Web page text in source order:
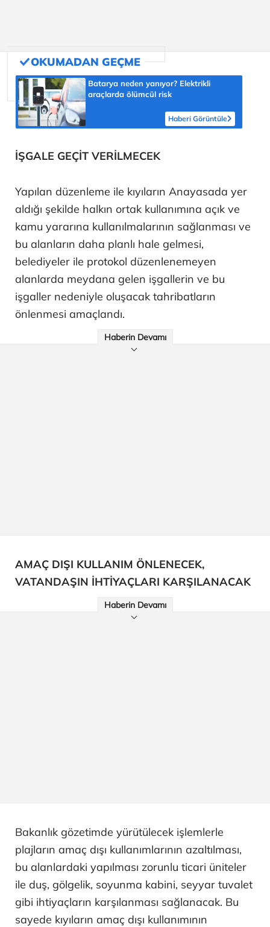
Batarya neden yanıyor? Elektrikli
araçlarda ölümcül risk
Haberi Görüntüle
İŞGALE GEÇİT VERİLMECEK
Yapılan düzenleme ile kıyıların Anayasada yer
aldığı şekilde halkın ortak kullanımına açık ve
kamu yararına kullanılmalarının sağlanması ve
bu alanların daha planlı hale gelmesi,
belediyeler ile protokol düzenlenemeyen
alanlarda meydana gelen işgallerin ve bu
işgaller nedeniyle oluşacak tahribatların
önlenmesi amaçlandı.
Haberin Devamı
AMAÇ DIŞI KULLANIM ÖNLENECEK,
VATANDAŞIN İHTİYAÇLARI KARŞILANACAK
Haberin Devamı
Bakanlık gözetimde yürütülecek işlemlerle
plajların amaç dışı kullanımlarının azaltılması,
bu alanlardaki yapılması zorunlu ticari üniteler
ile duş, gölgelik, soyunma kabini, seyyar tuvalet
gibi ihtiyaçların karşılanması sağlanacak. Bu
sayede kıyıların amaç dışı kullanımının